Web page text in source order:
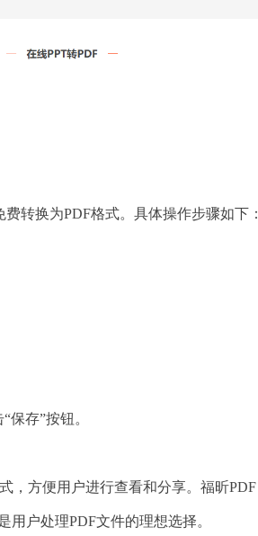
转换为PDF格式。具体操作步骤如下：
存”按钮。
，方便用户进行查看和分享。福昕PDF
户处理PDF文件的理想选择。